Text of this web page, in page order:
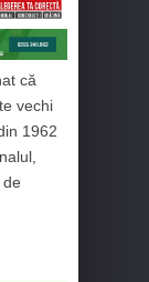
că
vechi
1962